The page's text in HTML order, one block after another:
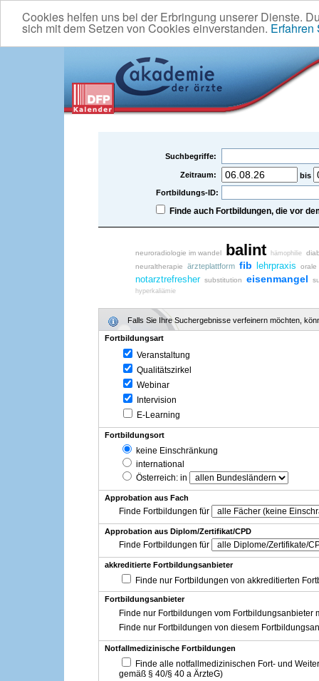
Cookies helfen uns bei der Erbringung unserer Dienste.
sich mit dem Setzen von Cookies einverstanden. Erfahren
Suchbegriffe:
Zeitraum:
bis
Fortbildungs-ID:
Finde auch Fortbildungen, die vor
neuroradiologie im wandel balint hämophilie
neuraltherapie
ärzteplattform fib lehrpraxis orale
notarztrefresher substitution eisenmangel
hyperkaliämie
Falls Sie Ihre Suchergebnisse verfeinern möchten,
Fortbildungsart
Veranstaltung
Qualitätszirkel
Webinar
Intervision
E-Learning
Fortbildungsort
keine Einschränkung
international
Österreich: in
Approbation aus Fach
Finde Fortbildungen für
Approbation aus Diplom/Zertifikat/CPD
Finde Fortbildungen für
akkreditierte Fortbildungsanbieter
Finde nur Fortbildungen von akkreditierten
Fortbildungsanbieter
Finde nur Fortbildungen vom Fortbildungsanbieter
Finde nur Fortbildungen von diesem
Notfallmedizinische Fortbildungen
Finde alle notfallmedizinischen Fort- und
gemäß § 40/§ 40 a ÄrzteG)